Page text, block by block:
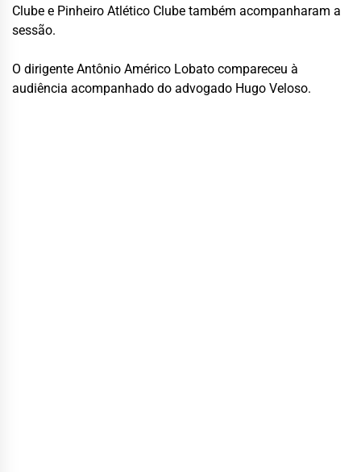
Clube e Pinheiro Atlético Clube também acompanharam a
sessão.
O dirigente Antônio Américo Lobato compareceu à
audiência acompanhado do advogado Hugo Veloso.